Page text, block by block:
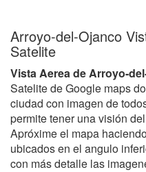
Arroyo-del-Ojanco
Satelite
Vista Aerea de Arroyo-
Satelite de Google maps
ciudad con imagen de
permite tener una visión
Apróxime el mapa
ubicados en el angulo
con más detalle las